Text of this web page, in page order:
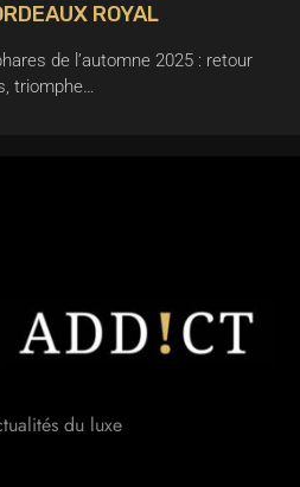
ROYAL
de l’automne 2025 : retour
triomphe…
du luxe